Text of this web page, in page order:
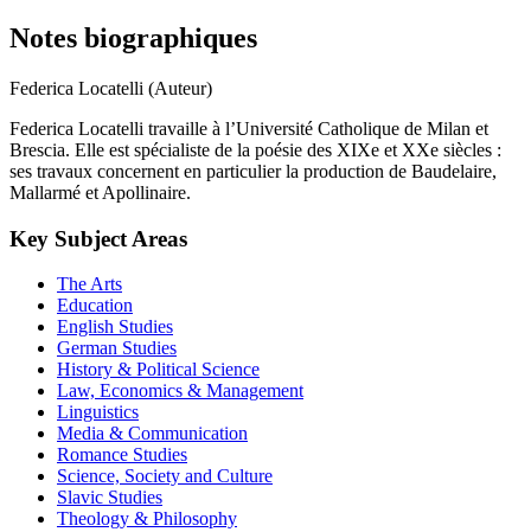
Notes biographiques
Federica Locatelli (Auteur)
Federica Locatelli travaille à l’Université Catholique de Milan et
Brescia. Elle est spécialiste de la poésie des XIXe et XXe siècles :
ses travaux concernent en particulier la production de Baudelaire,
Mallarmé et Apollinaire.
Key Subject Areas
The Arts
Education
English Studies
German Studies
History & Political Science
Law, Economics & Management
Linguistics
Media & Communication
Romance Studies
Science, Society and Culture
Slavic Studies
Theology & Philosophy